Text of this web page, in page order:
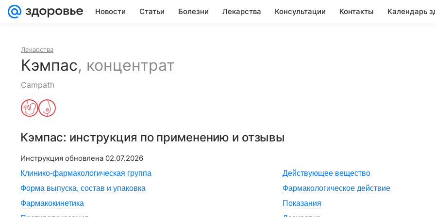
Новости Статьи Болезни Лекарства Консультации Контакты Календарь
Лекарства
Кэмпас, концентрат
Campath
Кэмпас: инструкция по применению и отзывы
Инструкция обновлена 02.07.2026
Клинико-фармакологическая группа
Действующее вещество
Форма выпуска, состав и упаковка
Фармакологическое действие
Фармакокинетика
Показания